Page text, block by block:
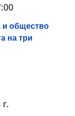
и общество
на три